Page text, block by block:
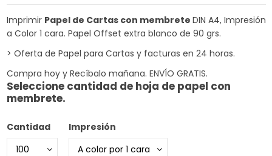
Imprimir Papel de Cartas con membrete DIN A4, Impresión
a Color 1 cara. Papel Offset extra blanco de 90 grs.
> Oferta de Papel para Cartas y facturas en 24 horas.
Compra hoy y Recíbalo mañana. ENVÍO GRATIS.
Seleccione cantidad de hoja de papel con
membrete.
Cantidad Impresión